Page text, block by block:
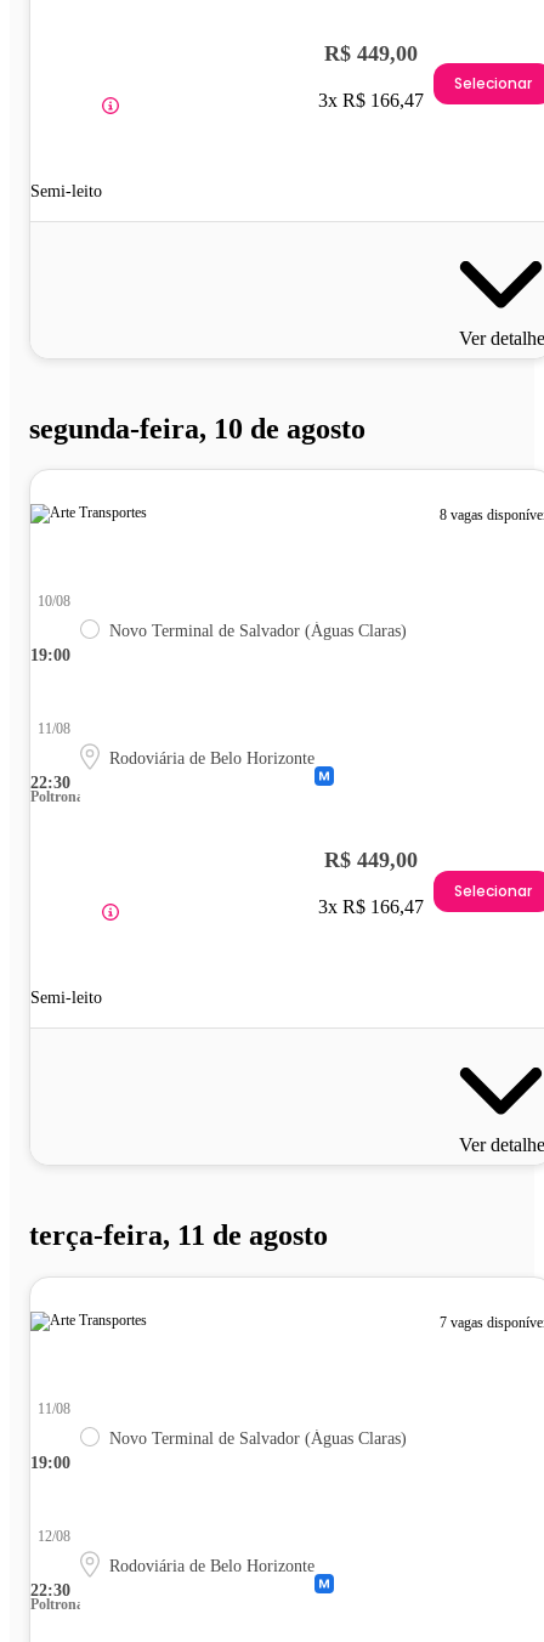
Semi-leito
R$ 449,00
3x R$ 166,47
Selecionar
Ver
segunda-feira, 10 de agosto
8 vagas
19:00
10/08
Novo Terminal de Salvador (Águas Claras)
22:30
11/08
Rodoviária de Belo Horizonte
Poltrona
Semi-leito
R$ 449,00
3x R$ 166,47
Selecionar
Ver
terça-feira, 11 de agosto
7 vagas
19:00
11/08
Novo Terminal de Salvador (Águas Claras)
22:30
12/08
Rodoviária de Belo Horizonte
Poltrona